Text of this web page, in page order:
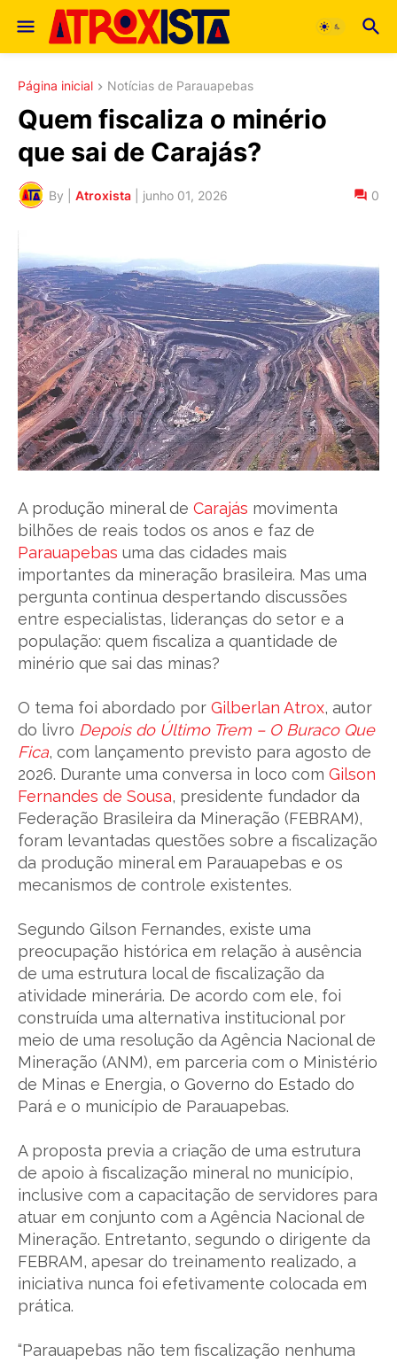
Página inicial Notícias de Parauapebas
Quem fiscaliza o minério
que sai de Carajás?
By | Atroxista junho 01, 2026 0
A produção mineral de Carajás movimenta
bilhões de reais todos os anos e faz de
Parauapebas uma das cidades mais
importantes da mineração brasileira. Mas uma
pergunta continua despertando discussões
entre especialistas, lideranças do setor e a
população: quem fiscaliza a quantidade de
minério que sai das minas?
O tema foi abordado por Gilberlan Atrox, autor
do livro Depois do Último Trem – O Buraco Que
Fica, com lançamento previsto para agosto de
2026. Durante uma conversa in loco com Gilson
Fernandes de Sousa, presidente fundador da
Federação Brasileira da Mineração (FEBRAM),
foram levantadas questões sobre a fiscalização
da produção mineral em Parauapebas e os
mecanismos de controle existentes.
Segundo Gilson Fernandes, existe uma
preocupação histórica em relação à ausência
de uma estrutura local de fiscalização da
atividade minerária. De acordo com ele, foi
construída uma alternativa institucional por
meio de uma resolução da Agência Nacional de
Mineração (ANM), em parceria com o Ministério
de Minas e Energia, o Governo do Estado do
Pará e o município de Parauapebas.
A proposta previa a criação de uma estrutura
de apoio à fiscalização mineral no município,
inclusive com a capacitação de servidores para
atuar em conjunto com a Agência Nacional de
Mineração. Entretanto, segundo o dirigente da
FEBRAM, apesar do treinamento realizado, a
iniciativa nunca foi efetivamente colocada em
prática.
“Parauapebas não tem fiscalização nenhuma